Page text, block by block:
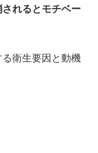
れるとモチベー
衛生要因と動機